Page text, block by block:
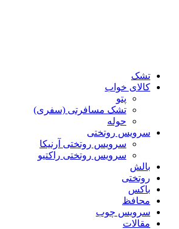
تشک
کالای خواب
پتو
تشک مسافرتی (سفری)
حوله
سرویس روتختی
سرویس روتختی آرنیکا
سرویس روتختی راکتیو
بالش
روتختی
باکس
محافظ
سرویس چوب
مقالات